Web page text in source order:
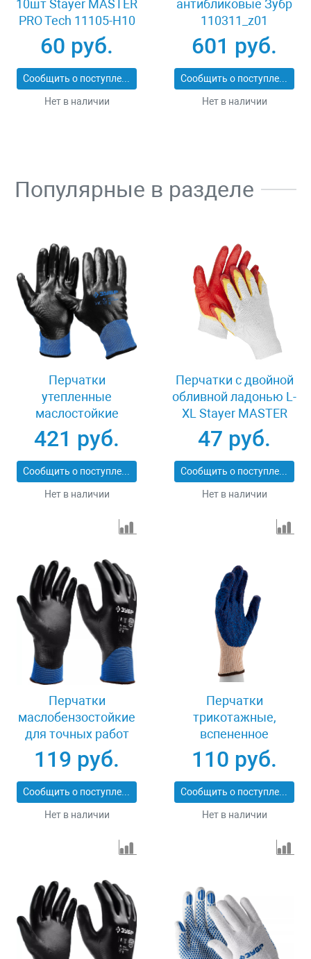
10шт Stayer MASTER
PRO Tech 11105-H10
60 руб.
Сообщить о поступлении
Нет в наличии
антибликовые Зубр
110311_z01
601 руб.
Сообщить о поступлении
Нет в наличии
Популярные в разделе
Перчатки
утепленные
маслостойкие
размер L-XL Зубр
АРКТИКА 11469-XL
421 руб.
Сообщить о поступлении
Нет в наличии
Перчатки c двойной
обливной ладонью L-
XL Stayer MASTER
11409-XL
47 руб.
Сообщить о поступлении
Нет в наличии
Перчатки
маслобензостойкие
для точных работ
размер L Зубр
МЕХАНИК+ 11279-L
119 руб.
Сообщить о поступлении
Нет в наличии
Перчатки
трикотажные,
вспененное
нитрильное
покрытие, размер L,
15 класс вязки
Сибртех 67873
110 руб.
Сообщить о поступлении
Нет в наличии